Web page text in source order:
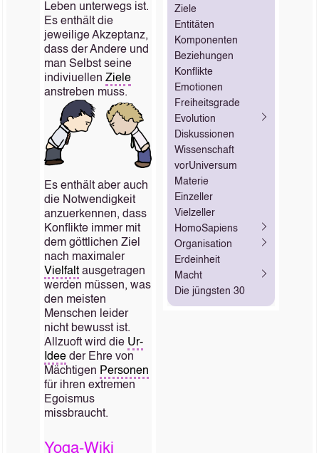
Leben unterwegs ist.
Es enthält die
jeweilige Akzeptanz,
dass der Andere und
man Selbst seine
indiviuellen Ziele
anstreben muss.
Es enthält aber auch
die Notwendigkeit
anzuerkennen, dass
Konflikte immer mit
dem göttlichen Ziel
nach maximaler
Vielfaltausgetragen
werden müssen, was
den meisten
Menschen leider
nicht bewusst ist.
Allzuoft wird die Ur-
Ideeder Ehre von
Mächtigen Personen
für ihren extremen
Egoismus
missbraucht.
Yoga-Wiki
Ziele
Entitäten
Komponenten
Beziehungen
Konflikte
Emotionen
Freiheitsgrade
Evolution
Diskussionen
Wissenschaft
vorUniversum
Materie
Einzeller
Vielzeller
HomoSapiens
Organisation
Erdeinheit
Macht
Die jüngsten 30